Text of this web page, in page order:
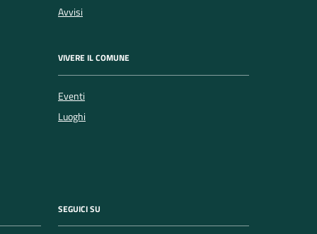
Avvisi
VIVERE IL COMUNE
Eventi
Luoghi
SEGUICI SU